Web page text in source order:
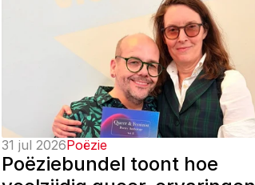
31 jul 2026Poëzie
Poëziebundel toont hoe